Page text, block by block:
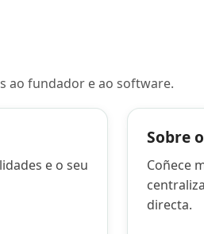
ao fundador e ao software.
e o seu
Sobre
Coñece
directa.